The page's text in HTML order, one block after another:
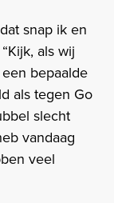
snap ik en
als wij
bepaalde
als tegen Go
slecht
vandaag
veel